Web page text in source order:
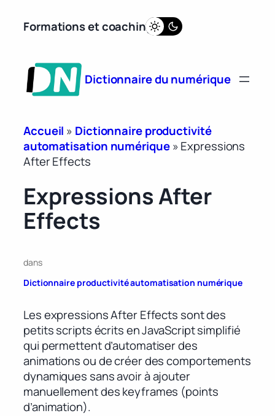
Formations et coaching
Dictionnaire du numérique
Accueil » Dictionnaire productivité
automatisation numérique»Expressions
After Effects
Expressions After
Effects
dans
Dictionnaire productivité automatisation numérique
Les expressions After Effects sont des
petits scripts écrits en JavaScript simplifié
qui permettent d’automatiser des
animations ou de créer des comportements
dynamiques sans avoir à ajouter
manuellement des keyframes (points
d’animation).